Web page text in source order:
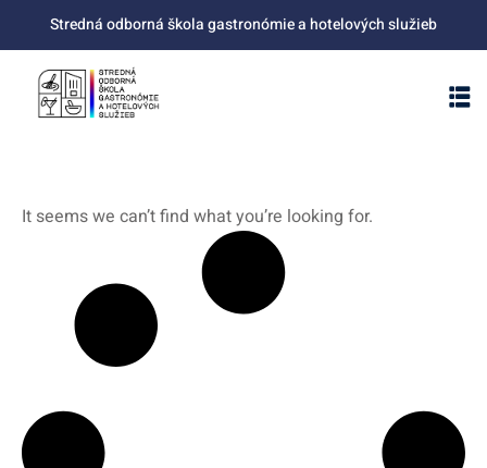
Stredná odborná škola gastronómie a hotelových služieb
It seems we can’t find what you’re looking for.